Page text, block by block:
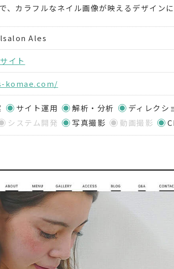
、カラフルなネイル画像が映えるデザイン
Ales
イト
サイト運用 解析・分析 ディレクシ
システム開発 写真撮影 動画撮影